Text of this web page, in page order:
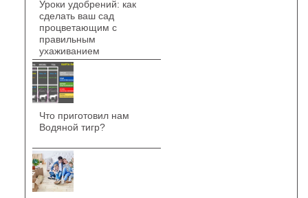
Уроки удобрений: как
сделать ваш сад
процветающим с
правильным
ухаживанием
Что приготовил нам
Водяной тигр?